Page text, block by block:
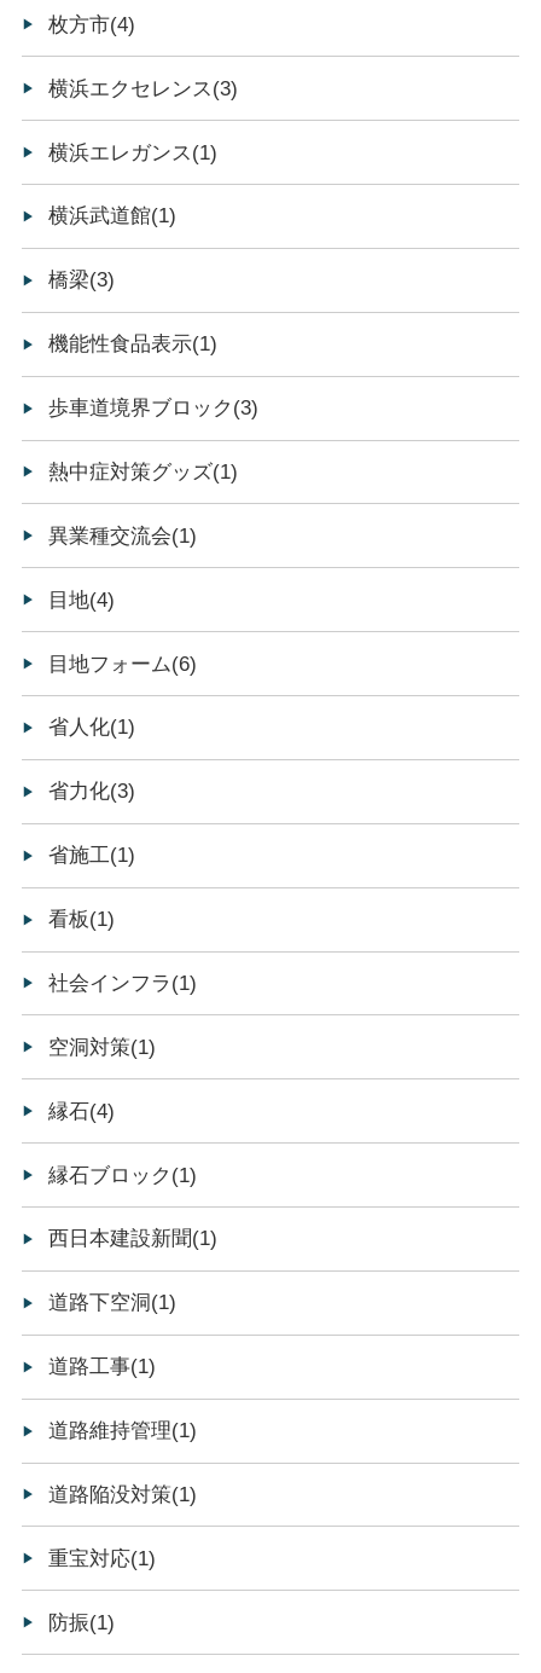
枚方市(4)
横浜エクセレンス(3)
横浜エレガンス(1)
横浜武道館(1)
橋梁(3)
機能性食品表示(1)
歩車道境界ブロック(3)
熱中症対策グッズ(1)
異業種交流会(1)
目地(4)
目地フォーム(6)
省人化(1)
省力化(3)
省施工(1)
看板(1)
社会インフラ(1)
空洞対策(1)
縁石(4)
縁石ブロック(1)
西日本建設新聞(1)
道路下空洞(1)
道路工事(1)
道路維持管理(1)
道路陥没対策(1)
重宝対応(1)
防振(1)